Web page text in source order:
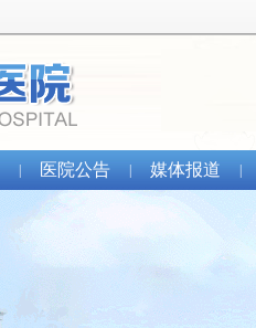
医院公告 媒体报道